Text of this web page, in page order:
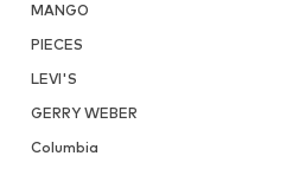
MANGO
PIECES
LEVI'S
GERRY WEBER
Columbia